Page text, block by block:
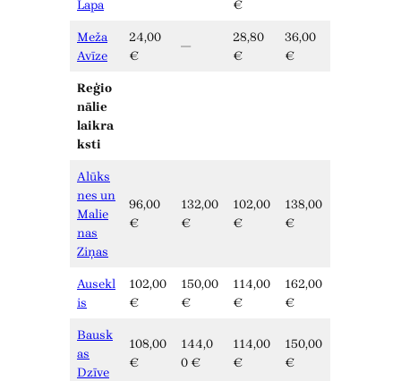
Lapa
€
Meža
Avīze
24,00
€
—
28,80
€
36,00
€
Reģio
nālie
laikra
ksti
Alūks
nes un
Malie
nas
Ziņas
96,00
€
132,00
€
102,00
€
138,00
€
Ausekl
is
102,00
€
150,00
€
114,00
€
162,00
€
Bausk
as
Dzīve
108,00
€
144,0
0 €
114,00
€
150,00
€